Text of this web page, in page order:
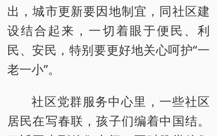
出，城市更新要因地制宜，同社区建
设结合起来，一切着眼于便民、利
民、安民，特别要更好地关心呵护“一
老一小”。
社区党群服务中心里，一些社区
居民在写春联，孩子们编着中国结。